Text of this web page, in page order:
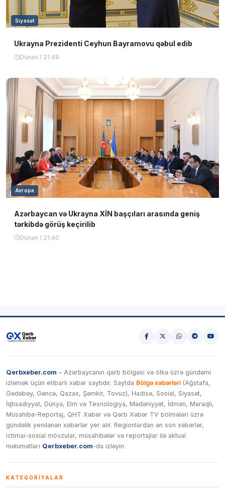
Siyasət
Ukrayna Prezidenti Ceyhun Bayramovu qəbul edib
Dünən / 21:49
Avropa
Azərbaycan və Ukrayna XİN başçıları arasında geniş
tərkibdə görüş keçirilib
Dünən / 21:40
Qerbxeber.com – Azərbaycanın qərb bölgəsi və ölkə üzrə gündəmi
izləmək üçün etibarlı xəbər saytıdır. Saytda Bölgə xəbərləri (Ağstafa,
Gədəbəy, Gəncə, Qazax, Şəmkir, Tovuz), Hadisə, Sosial, Siyasət,
İqtisadiyyat, Dünya, Elm və Texnologiya, Mədəniyyət, İdman, Maraqlı,
Müsahibə-Reportaj, QHT Xəbər və Qərb Xəbər TV bölmələri üzrə
gündəlik yenilənən xəbərlər yer alır. Regionlardan ən son xəbərlər,
ictimai-sosial mövzular, müsahibələr və reportajlar ilə aktual
məlumatları Qerbxeber.com-da izləyin.
KATEQORIYALAR